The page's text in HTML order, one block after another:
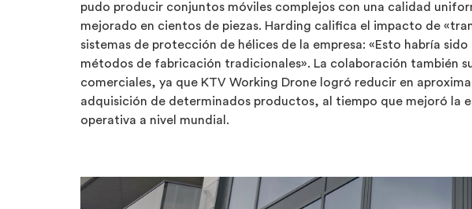
pudo producir conjuntos móviles complejos con una calidad
mejorado en cientos de piezas. Harding califica el impacto de
sistemas de protección de hélices de la empresa: «Esto habría
métodos de fabricación tradicionales». La colaboración también
comerciales, ya que KTV Working Drone logró reducir en
adquisición de determinados productos, al tiempo que mejoró la
operativa a nivel mundial.